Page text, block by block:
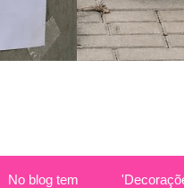
No blog tem